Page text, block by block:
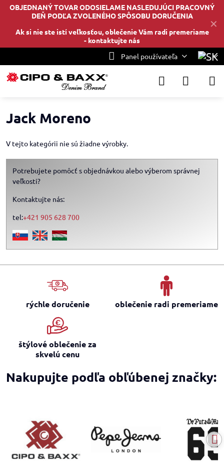
✕
OBJEDNANÝ TOVAR ODOSIELAME NASLEDUJÚCI PRACOVNÝ
DEŇ PODĽA ZVOLENÉHO SPÔSOBU DORUČENIA
Ak si nie ste istí veľkosťou, oblečenie Vám radi premeriame
- kontaktujte nás
Panel používateľa
Jack Moreno
V tejto kategórii nie sú žiadne výrobky.
Potrebujete pomôcť s objednávkou alebo výberom správnej
veľkosti?
Kontaktujte nás:
tel:+421 905 628 700
rýchle doručenie oblečenie radi premeriame
štýlové oblečenie za
skvelú cenu
Nakupujte podľa obľúbenej značky: